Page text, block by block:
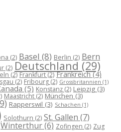
(2) Basel (8) Berlin (2) Bern
(2) Deutschland (29)
(2) Frankfurt(2) Frankreich(4)
(2) Fribourg (2) Grossbritannien (1)
(5) Konstanz (2) Leipzig (3)
Maastricht (2) München (3)
Rapperswil (3) Schachen (1)
Solothurn (2) St. Gallen (7)
Winterthur(6) Zofingen (2) Zug